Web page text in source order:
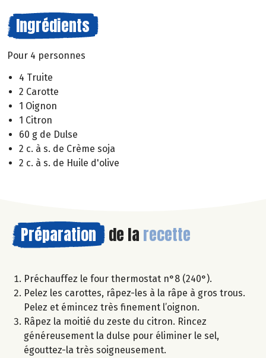
Ingrédients
Pour 4 personnes
4 Truite
2 Carotte
1 Oignon
1 Citron
60 g de Dulse
2 c. à s. de Crème soja
2 c. à s. de Huile d'olive
Préparation de la recette
Préchauffez le four thermostat n°8 (240°).
Pelez les carottes, râpez-les à la râpe à gros trous.
Pelez et émincez très finement l’oignon.
Râpez la moitié du zeste du citron. Rincez
généreusement la dulse pour éliminer le sel,
égouttez-la très soigneusement.